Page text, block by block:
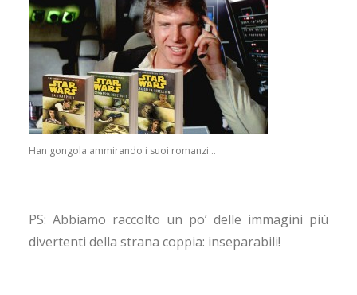
Han gongola ammirando i suoi romanzi…
PS: Abbiamo raccolto un po’ delle immagini più
divertenti della strana coppia: inseparabili!